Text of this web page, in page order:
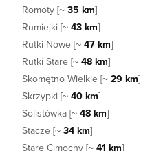
Romoty [~ 35 km]
Rumiejki [~ 43 km]
Rutki Nowe [~ 47 km]
Rutki Stare [~ 48 km]
Skomętno Wielkie [~ 29 km]
Skrzypki [~ 40 km]
Solistówka [~ 48 km]
Stacze [~ 34 km]
Stare Cimochy [~ 41 km]